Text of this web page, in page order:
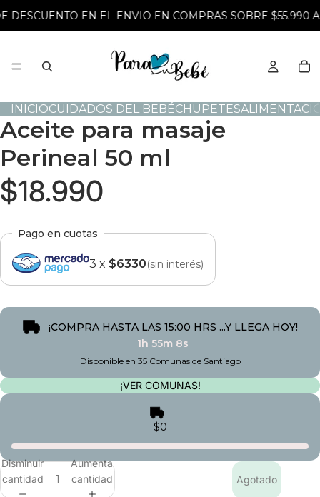
DESCUENTO EN EL ENVIO EN COMPRAS SOBRE $55.990
INICIOCUIDADOS DEL BEBÉCHUPETES
Aceite para masaje
Perineal 50 ml
$18.990
Pago en cuotas
3 x $6330(sin interés)
¡COMPRA HASTA LAS 15:00 HRS ...Y LLEGA HOY!
1h 55m 7s
Disponible en 35 Comunas de Santiago
¡VER COMUNAS!
$0
Disminuir
cantidad
Aumentar
cantidad
Agotado